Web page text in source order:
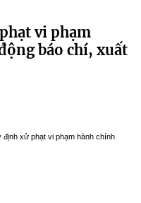
vi phạm
báo chí, xuất
định xử phạt vi phạm hành chính